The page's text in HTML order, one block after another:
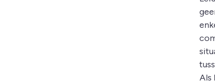
Als